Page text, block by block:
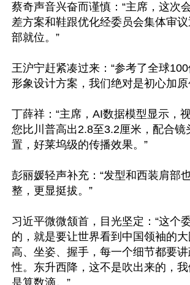
蔡奇声音兴奋而谨慎：“主席，这次
差方案和鞋跟优化经委员会集体审
部就位。”
王沪宁赶紧凑过来：“参考了全球
形象设计方案，我们绝对是初心加原
丁薛祥：“主席，AI数据模型显示，
您比川普高出2.8至3.2厘米，配合镜
置，好莱坞级的传播效果。”
彭丽媛轻声补充：“发型和西装肩部
整，更显挺拔。”
习近平微微颔首，目光坚定：“这个
的，就是要让世界看到中国领袖的
高、坐姿、握手，每一个细节都要
性。东升西降，这不是吹出来的，
是算数滴。”